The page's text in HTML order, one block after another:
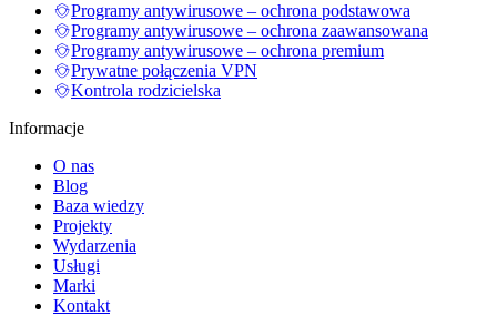
Programy antywirusowe – ochrona podstawowa
Programy antywirusowe – ochrona zaawansowana
Programy antywirusowe – ochrona premium
Prywatne połączenia VPN
Kontrola rodzicielska
Informacje
O nas
Blog
Baza wiedzy
Projekty
Wydarzenia
Usługi
Marki
Kontakt